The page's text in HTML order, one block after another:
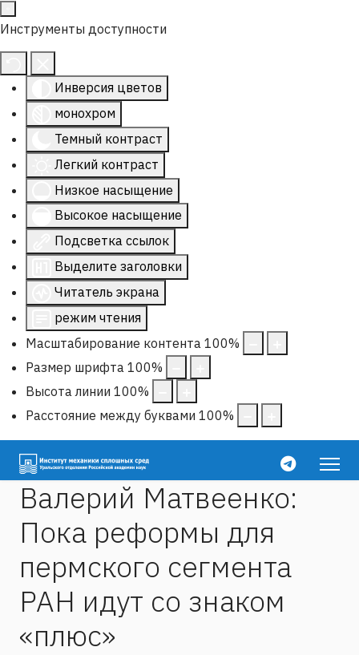
Инструменты доступности
Инверсия цветов
монохром
Темный контраст
Легкий контраст
Низкое насыщение
Высокое насыщение
Подсветка ссылок
Выделите заголовки
Читатель экрана
режим чтения
Масштабирование контента 100%
Размер шрифта 100%
Высота линии 100%
Расстояние между буквами 100%
Валерий Матвеенко:
Пока реформы для
пермского сегмента
РАН идут со знаком
«плюс»